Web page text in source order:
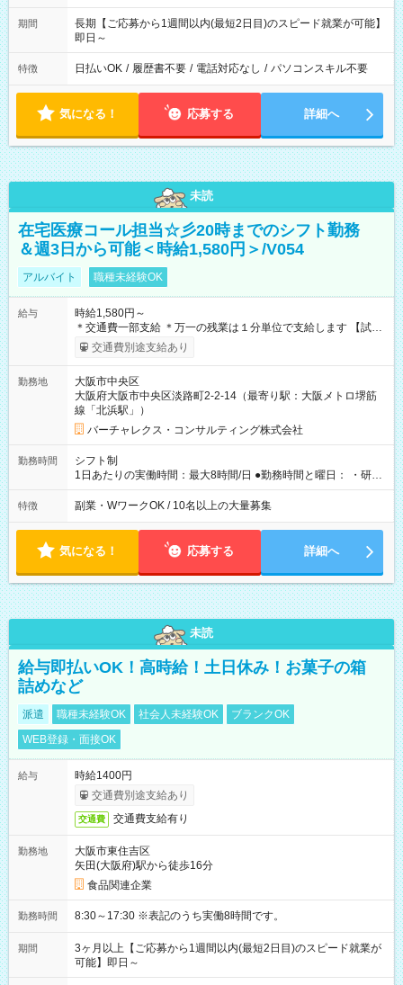
期間
長期【ご応募から1週間以内(最短2日目)のスピード就業が可能】
即日～
特徴 日払いOK / 履歴書不要 / 電話対応なし / パソコンスキル不要
気になる！ 応募する 詳細へ
未読
在宅医療コール担当☆彡20時までのシフト勤務
＆週3日から可能＜時給1,580円＞/V054
アルバイト 職種未経験OK
給与
時給1,580円～
＊交通費一部支給 ＊万一の残業は１分単位で支給します 【試用
期間】試用期間あり 試用期間の長さ：1ヶ月 雇用形態、給与は
本採用時と同じです。
交通費別途支給あり
勤務地
大阪市中央区
大阪府大阪市中央区淡路町2-2-14（最寄り駅：大阪メトロ堺筋
線「北浜駅」）
バーチャレクス・コンサルティング株式会社
勤務時間
シフト制
1日あたりの実働時間：最大8時間/日 ●勤務時間と曜日： ・研修
期間：約2か月 平日の8:45～17:45（出勤曜日は応相談） ・実務
開始後： 出勤日：週3日勤務可能、月数回でも土日出勤できれば
務時間も柔軟に相談可能です
特徴 副業・WワークOK / 10名以上の大量募集
気になる！ 応募する 詳細へ
未読
給与即払いOK！高時給！土日休み！お菓子の箱
詰めなど
派遣 職種未経験OK 社会人未経験OK
ブランクOK
WEB登録・面接OK
給与
時給1400円
交通費別途支給あり
交通費 交通費支給有り
勤務地
大阪市東住吉区
矢田(大阪府)駅から徒歩16分
食品関連企業
勤務時間 8:30～17:30 ※表記のうち実働8時間です。
期間
3ヶ月以上【ご応募から1週間以内(最短2日目)のスピード就業が
可能】即日～